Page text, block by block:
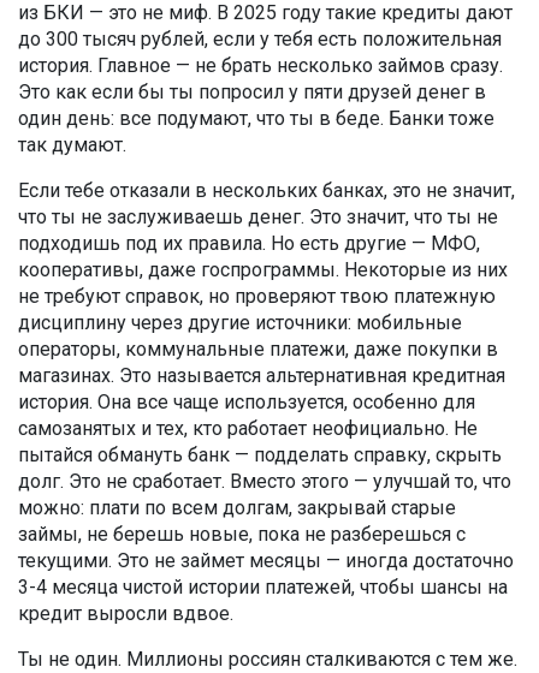
из БКИ — это не миф. В 2025 году такие кредиты дают
до 300 тысяч рублей, если у тебя есть положительная
история. Главное — не брать несколько займов сразу.
Это как если бы ты попросил у пяти друзей денег в
один день: все подумают, что ты в беде. Банки тоже
так думают.
Если тебе отказали в нескольких банках, это не значит,
что ты не заслуживаешь денег. Это значит, что ты не
подходишь под их правила. Но есть другие — МФО,
кооперативы, даже госпрограммы. Некоторые из них
не требуют справок, но проверяют твою платежную
дисциплину через другие источники: мобильные
операторы, коммунальные платежи, даже покупки в
магазинах. Это называется альтернативная кредитная
история. Она все чаще используется, особенно для
самозанятых и тех, кто работает неофициально. Не
пытайся обмануть банк — подделать справку, скрыть
долг. Это не сработает. Вместо этого — улучшай то, что
можно: плати по всем долгам, закрывай старые
займы, не берешь новые, пока не разберешься с
текущими. Это не займет месяцы — иногда достаточно
3-4 месяца чистой истории платежей, чтобы шансы на
кредит выросли вдвое.
Ты не один. Миллионы россиян сталкиваются с тем же.